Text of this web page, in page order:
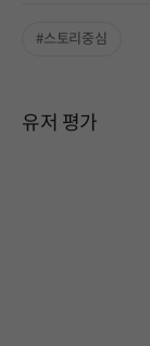
#스토리중심
유저 평가